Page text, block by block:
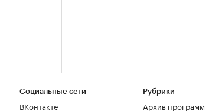
Социальные сети
ВКонтакте
Рубрики
Архив программ